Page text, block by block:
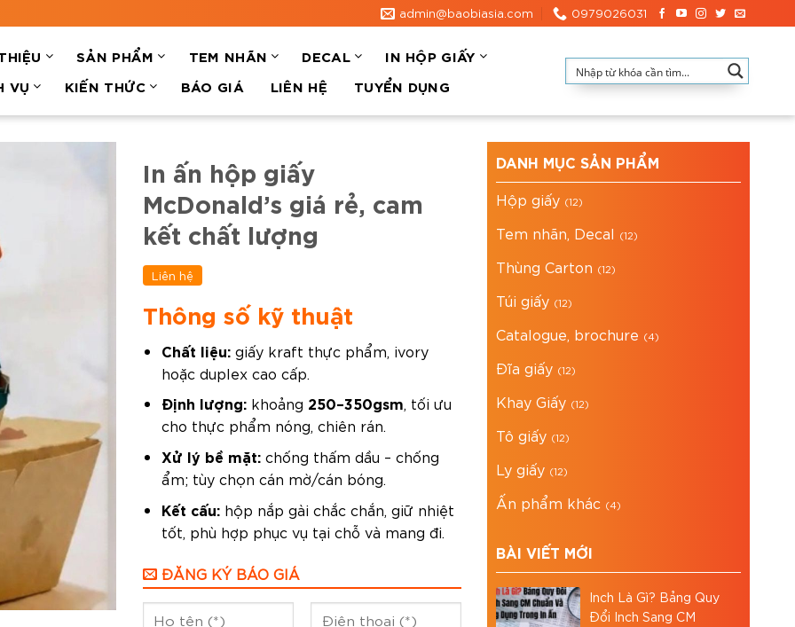
admin@baobiasia.com 0979026031
SẢN PHẨM TEM NHÃN DECAL
IN HỘP GIẤY
VỤ KIẾN THỨC BÁO GIÁ LIÊN HỆ TUYỂN DỤNG
In ấn hộp giấy
McDonald’s giá rẻ, cam
kết chất lượng
Liên hệ
Thông số kỹ thuật
Chất liệu:giấy kraft thực phẩm, ivory
hoặc duplex cao cấp.
Định lượng:khoảng 250–350gsm, tối ưu
cho thực phẩm nóng, chiên rán.
Xử lý bề mặt:chống thấm dầu – chống
ẩm; tùy chọn cán mờ/cán bóng.
Kết cấu:hộp nắp gài chắc chắn, giữ nhiệt
tốt, phù hợp phục vụ tại chỗ và mang đi.
ĐĂNG KÝ BÁO GIÁ
DANH MỤC SẢN PHẨM
Hộp giấy (12)
Tem nhãn, Decal (12)
Thùng Carton (12)
Túi giấy (12)
Catalogue, brochure (4)
Đĩa giấy (12)
Khay Giấy (12)
Tô giấy (12)
Ly giấy (12)
Ấn phẩm khác (4)
BÀI VIẾT MỚI
Inch Là Gì? Bảng Quy
Đổi Inch Sang CM